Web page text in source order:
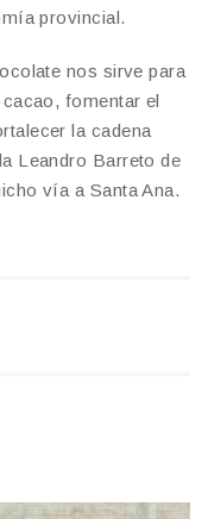
provincial.
nos sirve para
fomentar el
la cadena
Leandro Barreto de
vía a Santa Ana.